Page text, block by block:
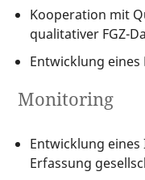
Kooperation mit
qualitativer FGZ-
Entwicklung
Monitoring
Entwicklung
Erfassung